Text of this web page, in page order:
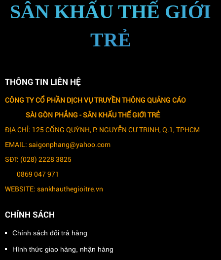
SÂN KHẤU THẾ GIỚI
TRẺ
THÔNG TIN LIÊN HỆ
CÔNG TY CỔ PHẦN DỊCH VỤ TRUYỀN THÔNG QUẢNG CÁO
SÀI GÒN PHẲNG -SÂN KHẤU THẾ GIỚI TRẺ
ĐỊA CHỈ: 125 CỐNG QUỲNH, P. NGUYỄN CƯ TRINH, Q.1, TPHCM
EMAIL: saigonphang@yahoo.com
SĐT: (028) 2228 3825
0869 047 971
WEBSITE: sankhauthegioitre.vn
CHÍNH SÁCH
Chính sách đổi trả hàng
Hình thức giao hàng, nhận hàng